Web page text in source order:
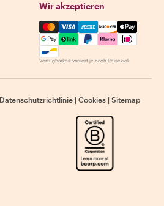
Wir akzeptieren
Mastercard, Visa, Amex,
Verfügbarkeit variiert je nach Reiseziel
Datenschutzrichtlinie | Cookies | Sitemap